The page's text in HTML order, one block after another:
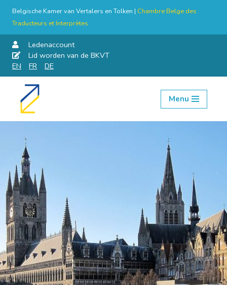
Belgische Kamer van Vertalers en Tolken | Chambre Belge des
Traducteurs et Interprètes
Ledenaccount
Lid worden van de BKVT
EN
FR DE
Skip
Menu